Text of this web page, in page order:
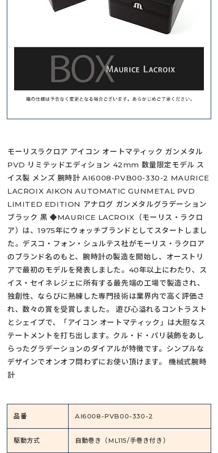
モーリスラクロア アイコン オートマティック ガンメタル
PVD リミテッドエディション 42mm 数量限定モデル ス
イス製 メンズ 腕時計 AI6008-PVB00-330-2 MAURICE
LACROIX AIKON AUTOMATIC GUNMETAL PVD
LIMITED EDITION アナログ ガンメタルグラデーション
ブラック 黒 ◆MAURICE LACROIX（モーリス・ラクロ
ア）は、1975年にウォッチブランドとしてスタートしまし
た。デスコ・フォン・シュルテス社がモーリス・ラクロア
のブランド名のもと、腕時計の製造を開始し、オーストリ
アで最初のモデルを発表しました。40年以上にわたり、ス
イス・セイネレジェに所有する最先端の工場で製造され、
独創性、ならびに熟練した専門技術は業界内で高く評価さ
れ、数々の賞を受賞しました。 遊び心溢れるコントラスト
とシェイプで、「アイコン オートマティック」は大胆なス
テートメントを打ち出します。クル・ド・パリ装飾をあし
らったグラデーションのダイアルが特徴です。シンプルな
デザインでオンオフ問わずにお使い頂けます。 機械式腕時
計
品番 AI6008-PVB00-330-2
駆動方式 自動巻き（ML115/手巻き付き）